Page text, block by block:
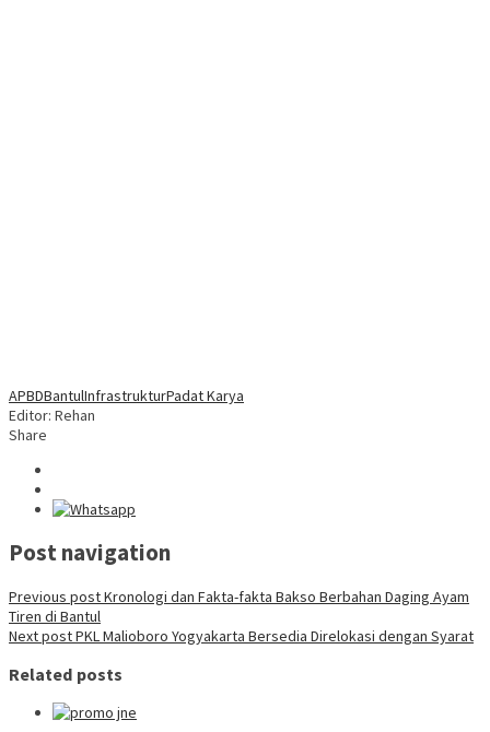
APBDBantulInfrastrukturPadat Karya
Editor: Rehan
Share
Post navigation
Previous postKronologi dan Fakta-fakta Bakso Berbahan Daging Ayam
Tiren di Bantul
Next postPKL Malioboro Yogyakarta Bersedia Direlokasi dengan Syarat
Related posts